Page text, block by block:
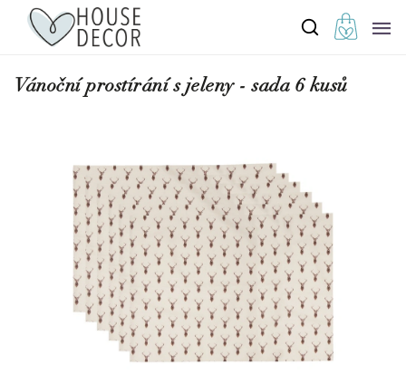
Vánoční prostírání s jeleny - sada 6 kusů